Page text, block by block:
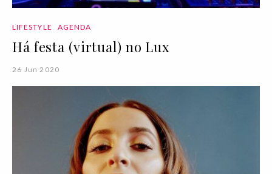
LIFESTYLE AGENDA
Há festa (virtual) no Lux
26 Jun 2020